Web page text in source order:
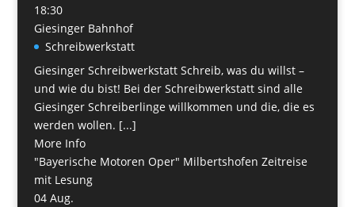
18:30
Giesinger Bahnhof
Schreibwerkstatt
Giesinger Schreibwerkstatt Schreib, was du willst –
und wie du bist! Bei der Schreibwerkstatt sind alle
Giesinger Schreiberlinge willkommen und die, die es
werden wollen. [...]
More Info
"Bayerische Motoren Oper" Milbertshofen Zeitreise
mit Lesung
04 Aug.